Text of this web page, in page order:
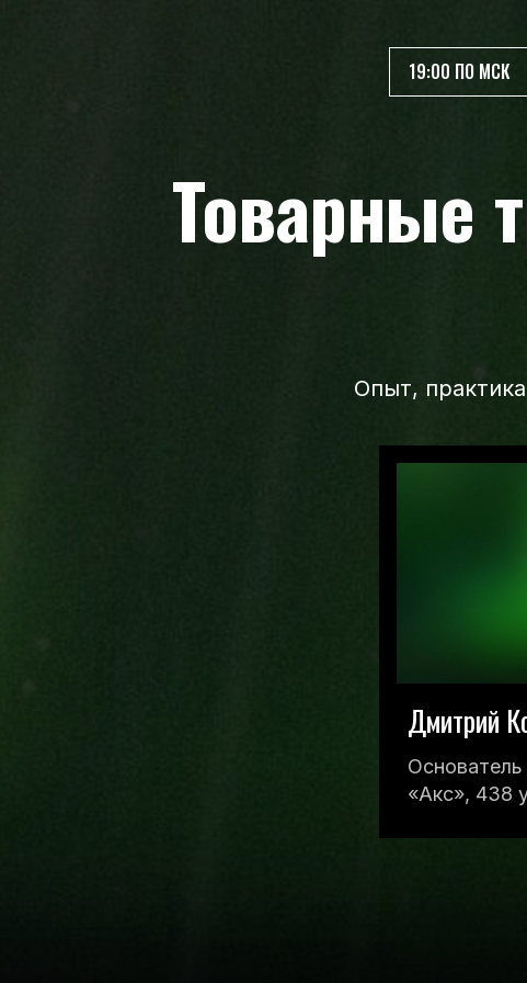
Дмитрий
«Акс», 438
Товарные
19:00 ПО МСК
Опыт,